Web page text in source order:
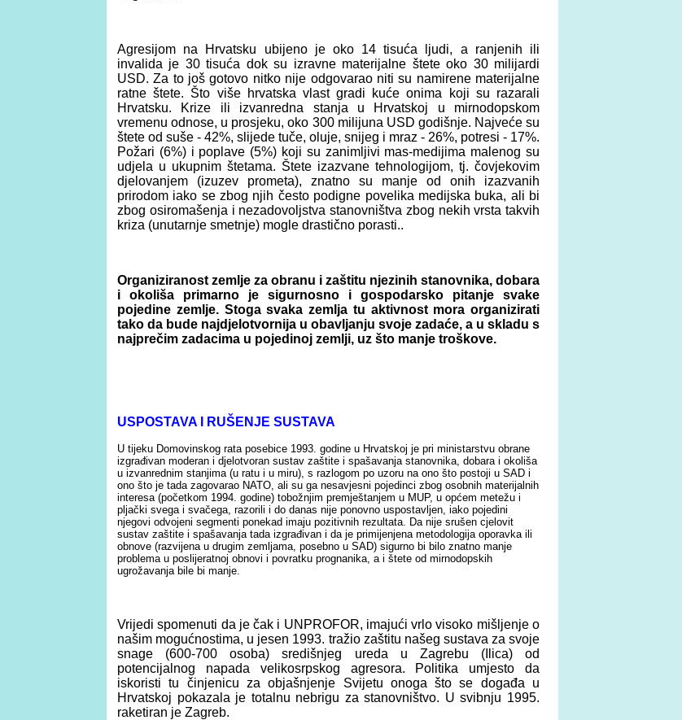
Agresijom na Hrvatsku ubijeno je oko 14 tisuća ljudi, a ranjenih ili
invalida je 30 tisuća dok su izravne materijalne štete oko 30 milijardi
USD. Za to još gotovo nitko nije odgovarao niti su namirene materijalne
ratne štete. Što više hrvatska vlast gradi kuće onima koji su razarali
Hrvatsku. Krize ili izvanredna stanja u Hrvatskoj u mirnodopskom
vremenu odnose, u prosjeku, oko 300 milijuna USD godišnje. Najveće su
štete od suše ‑ 42%, slijede tuče, oluje, snijeg i mraz ‑ 26%, potresi ‑ 17%.
Požari (6%) i poplave (5%) koji su zanimljivi mas‑medijima malenog su
udjela u ukupnim štetama. Štete izazvane tehnologijom, tj. čovjekovim
djelovanjem (izuzev prometa), znatno su manje od onih izazvanih
prirodom iako se zbog njih često podigne povelika medijska buka, ali bi
zbog osiromašenja i nezadovoljstva stanovništva zbog nekih vrsta takvih
kriza (unutarnje smetnje) mogle drastično porasti..
Organiziranost zemlje za obranu i zaštitu njezinih stanovnika, dobara
i okoliša primarno je sigurnosno i gospodarsko pitanje svake
pojedine zemlje. Stoga svaka zemlja tu aktivnost mora organizirati
tako da bude najdjelotvornija u obavljanju svoje zadaće, a u skladu s
najprečim zadacima u pojedinoj zemlji, uz što manje troškove.
USPOSTAVA RUŠ ENJE SUSTAVA
U tijeku Domovinskog rata posebice 1993. godine u Hrvatskoj je pri ministarstvu obrane
izgrađivan moderan i djelotvoran sustav zaštite i spašavanja stanovnika, dobara i okoliša
u izvanrednim stanjima (u ratu i u miru), s razlogom po uzoru na ono što postoji u SAD i
ono što je tada zagovarao NATO, ali su ga nesavjesni pojedinci zbog osobnih materijalnih
interesa (početkom 1994. godine) tobožnjim premještanjem u MUP, u općem metežu i
pljački svega i svačega, razorili i do danas nije ponovno uspostavljen, iako pojedini
njegovi odvojeni segmenti ponekad imaju pozitivnih rezultata. Da nije srušen cjelovit
sustav zaštite i spašavanja tada izgrađivan i da je primijenjena metodologija oporavka ili
obnove (razvijena u drugim zemljama, posebno u SAD) sigurno bi bilo znatno manje
problema u poslijeratnoj obnovi i povratku prognanika, a i štete od mirnodopskih
ugrožavanja bile bi manje.
Vrijedi spomenuti da je čak i UNPROFOR, imajući vrlo visoko mišljenje o
našim mogućnostima, u jesen 1993. tražio zaštitu našeg sustava za svoje
snage (600-700 osoba) središnjeg ureda u Zagrebu (Ilica) od
potencijalnog napada velikosrpskog agresora. Politika umjesto da
iskoristi tu činjenicu za objašnjenje Svijetu onoga što se događa u
Hrvatskoj pokazala je totalnu nebrigu za stanovništvo. U svibnju 1995.
raketiran je Zagreb.